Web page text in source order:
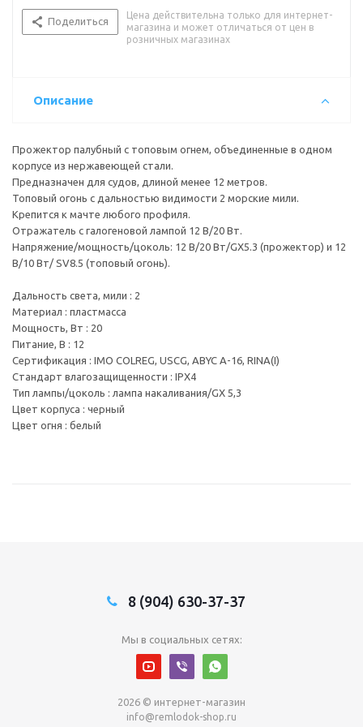
Сертификация : IMO COLREG, USCG, ABYC A-16, RINA(I)
Стандарт влагозащищенности : IPX4
Поделиться
Цена действительна только для интернет-
магазина и может отличаться от цен в
розничных магазинах
Описание
Прожектор палубный с топовым огнем, объединенные в одном
корпусе из нержавеющей стали.
Предназначен для судов, длиной менее 12 метров.
Топовый огонь с дальностью видимости 2 морские мили.
Крепится к мачте любого профиля.
Отражатель с галогеновой лампой 12 В/20 Вт.
Напряжение/мощность/цоколь: 12 В/20 Вт/GX5.3 (прожектор) и 12
В/10 Вт/ SV8.5 (топовый огонь).
Дальность света, мили : 2
Материал : пластмасса
Мощность, Вт : 20
Питание, В : 12
Сертификация : IMO COLREG, USCG, ABYC A-16, RINA(I)
Стандарт влагозащищенности : IPX4
Тип лампы/цоколь : лампа накаливания/GX 5,3
Цвет корпуса : черный
Цвет огня : белый
8 (904) 630-37-37
Мы в социальных сетях:
2026 © интернет-магазин
info@remlodok-shop.ru